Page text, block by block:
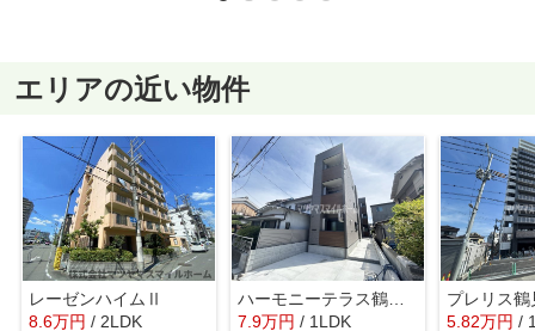
エリアの近い物件
レーゼンハイムⅡ
8.6万円 / 2LDK
ハーモニーテラス鶴見緑地
7.9万円 / 1LDK 5.82万円 /